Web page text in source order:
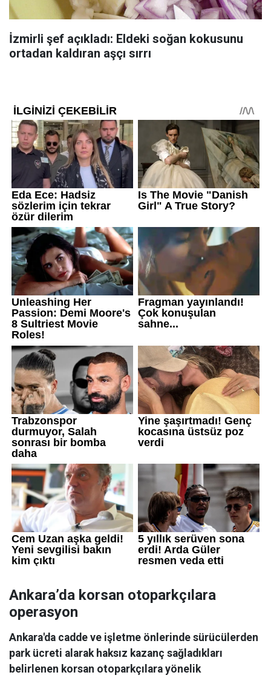
İzmirli şef açıkladı: Eldeki soğan kokusunu
ortadan kaldıran aşçı sırrı
Ankara’da korsan otoparkçılara
operasyon
Ankara'da cadde ve işletme önlerinde sürücülerden
park ücreti alarak haksız kazanç sağladıkları
belirlenen korsan otoparkçılara yönelik